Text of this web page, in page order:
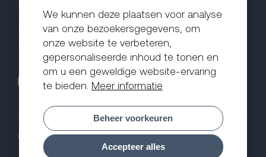
We kunnen deze plaatsen voor analyse
van onze bezoekersgegevens, om
onze website te verbeteren,
gepersonaliseerde inhoud te tonen en
om u een geweldige website-ervaring
te bieden. Meer informatie
Beheer voorkeuren
Accepteer alles
+31 (0)165 201 033
contact@akovision.nl
Bel mij terug
© 2026 Akovision